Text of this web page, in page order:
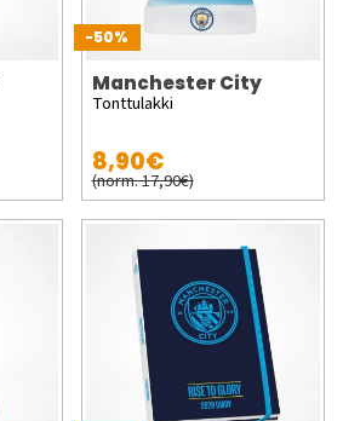
-50%
Manchester City
Tonttulakki
8,90€
(norm. 17,90€)